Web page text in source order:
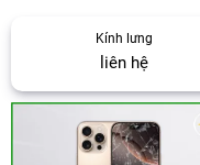
Kính lưng
liên hệ